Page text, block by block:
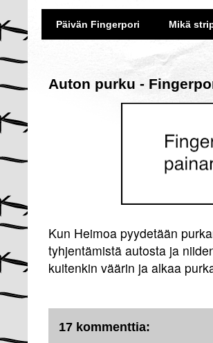
Päivän Fingerpori Mikä
Auton purku -
Kun Heimoa pyydetään
tyhjentämistä autosta ja
kuitenkin väärin ja alkaa
17 kommenttia: